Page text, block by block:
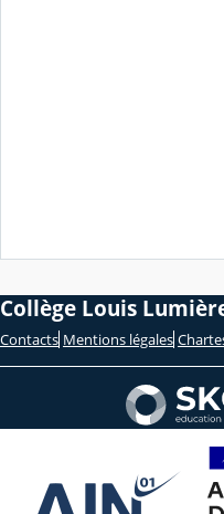
Collège Louis
Contacts Mentions légales